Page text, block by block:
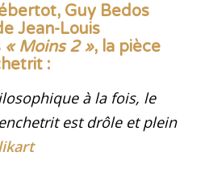
Guy Bedos
Jean-Louis
« Moins 2 », la pièce
:
à la fois, le
est drôle et plein